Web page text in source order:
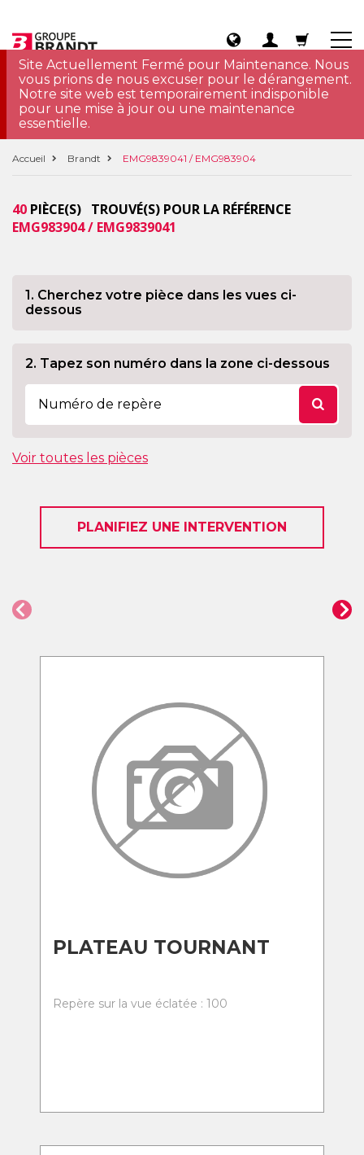
Site Actuellement Fermé pour Maintenance. Nous
vous prions de nous excuser pour le dérangement.
Notre site web est temporairement indisponible
pour une mise à jour ou une maintenance
essentielle.
Accueil Brandt EMG9839041 / EMG983904
40 PIÈCE(S) TROUVÉ(S) POUR LA RÉFÉRENCE
EMG983904 / EMG9839041
1. Cherchez votre pièce dans les vues ci-
dessous
2. Tapez son numéro dans la zone ci-dessous
Voir toutes les pièces
PLANIFIEZ UNE INTERVENTION
PLATEAU TOURNANT
Repère sur la vue éclatée : 100